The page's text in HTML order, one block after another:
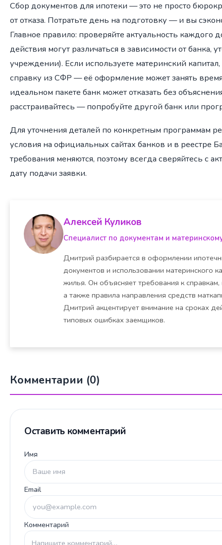
Сбор документов для ипотеки — это не просто
от отказа. Потратьте день на подготовку — и вы
Главное правило: проверяйте актуальность каждого
действия могут различаться в зависимости от банка,
учреждении). Если используете материнский
справку из СФР — её оформление может занять
идеальном пакете банк может отказать без
расстраивайтесь — попробуйте другой банк или
Для уточнения деталей по конкретным программам
условия на официальных сайтах банков и в реестре
требования меняются, поэтому всегда сверяйтесь с
дату подачи заявки.
Алексей Куликов
Специалист по документам и
Дмитрий разбирается в оформлении
документов и использовании материнского
жилья. Он объясняет требования к
а также правила направления средств
Дмитрий акцентирует внимание на сроках
типовых ошибках заемщиков.
Комментарии (0)
Оставить комментарий
Имя
Email
Комментарий